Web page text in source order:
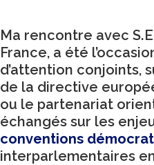
Ma rencontre avec
France, a été
d’attention conjoints,
de la directive
ou le partenariat
échangés sur les
conventions
interparlementaires